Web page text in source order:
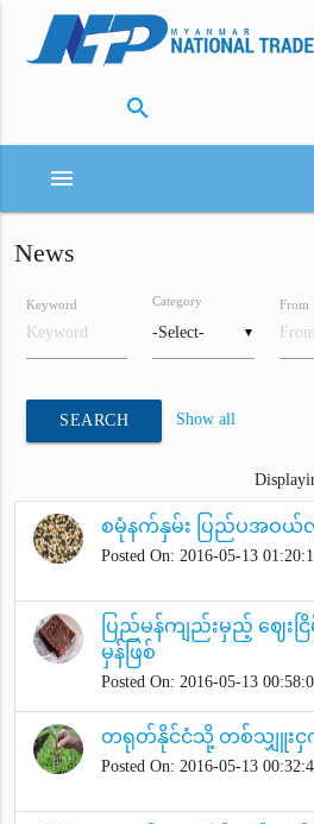
search
menu
News
Keyword
▼
Category From
SEARCH Show all
စမုံနက်နှမ်း ပြည်ပအဝယ်
Posted On: 2016-05-13
ပြည်မန်ကျည်းမှည့် ဈေးင
မှန်ဖြစ်
Posted On: 2016-05-13
တရုတ်နိုင်ငံသို့ တစ်သျှူးငှ
Posted On: 2016-05-13